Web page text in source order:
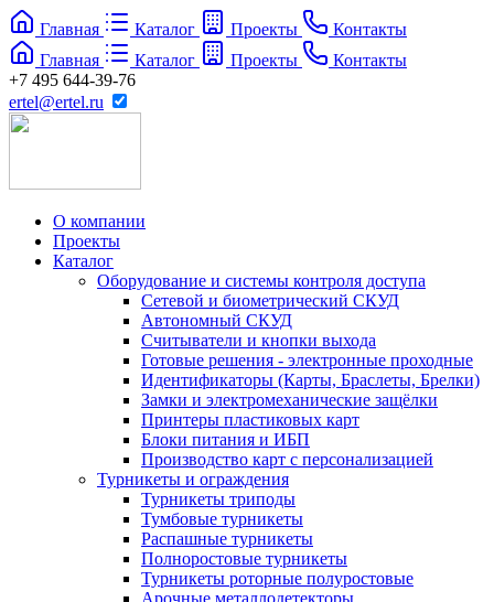
Главная Каталог Проекты
Контакты
Главная
Каталог Проекты
Контакты
+7 495 644-39-76
ertel@ertel.ru
О компании
Проекты
Каталог
Оборудование и системы контроля доступа
Сетевой и биометрический СКУД
Автономный СКУД
Считыватели и кнопки выхода
Готовые решения - электронные проходные
Идентификаторы (Карты, Браслеты, Брелки)
Замки и электромеханические защёлки
Принтеры пластиковых карт
Блоки питания и ИБП
Производство карт с персонализацией
Турникеты и ограждения
Турникеты триподы
Тумбовые турникеты
Распашные турникеты
Полноростовые турникеты
Турникеты роторные полуростовые
Арочные металлодетекторы